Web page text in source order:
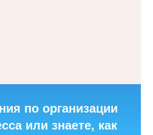
по организации
или знаете, как